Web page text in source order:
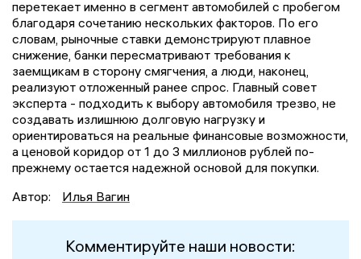
перетекает именно в сегмент автомобилей с пробегом
благодаря сочетанию нескольких факторов. По его
словам, рыночные ставки демонстрируют плавное
снижение, банки пересматривают требования к
заемщикам в сторону смягчения, а люди, наконец,
реализуют отложенный ранее спрос. Главный совет
эксперта - подходить к выбору автомобиля трезво, не
создавать излишнюю долговую нагрузку и
ориентироваться на реальные финансовые возможности,
а ценовой коридор от 1 до 3 миллионов рублей по-
прежнему остается надежной основой для покупки.
Автор:
Илья Вагин
Комментируйте наши новости: